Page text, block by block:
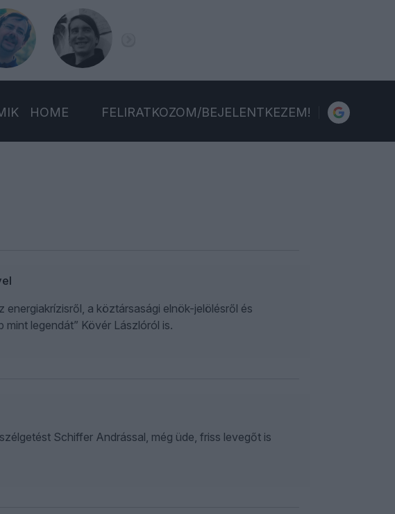
HOME FELIRATKOZOM/BEJELENTKEZEM!
a köztársasági elnök-jelölésről és
legendát” Kövér Lászlóról is.
Schiffer Andrással, még üde, friss levegőt is